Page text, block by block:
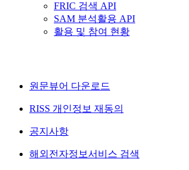
FRIC 검색 API
SAM 분석활용 API
활용 및 참여 현황
원문뷰어 다운로드
RISS 개인정보 재동의
공지사항
해외전자정보서비스 검색